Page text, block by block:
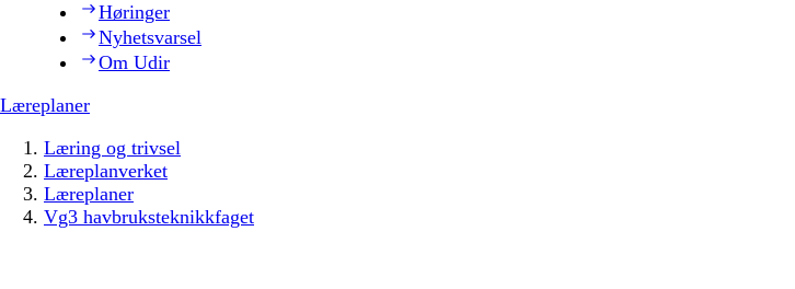
Høringer
Nyhetsvarsel
Om Udir
Læreplaner
Læring og trivsel
Læreplanverket
Læreplaner
Vg3 havbruksteknikkfaget